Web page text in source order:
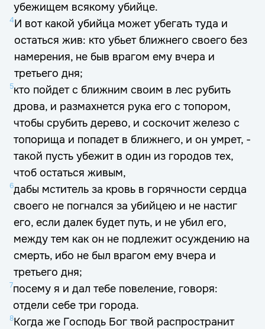
убежищем всякому убийце.
4И вот какой убийца может убегать туда и
остаться жив: кто убьет ближнего своего без
намерения, не быв врагом ему вчера и
третьего дня;
5кто пойдет с ближним своим в лес рубить
дрова, и размахнется рука его с топором,
чтобы срубить дерево, и соскочит железо с
топорища и попадет в ближнего, и он умрет, -
такой пусть убежит в один из городов тех,
чтоб остаться живым,
6дабы мститель за кровь в горячности сердца
своего не погнался за убийцею и не настиг
его, если далек будет путь, и не убил его,
между тем как он не подлежит осуждению на
смерть, ибо не был врагом ему вчера и
третьего дня;
7посему я и дал тебе повеление, говоря:
отдели себе три города.
8Когда же Господь Бог твой распространит